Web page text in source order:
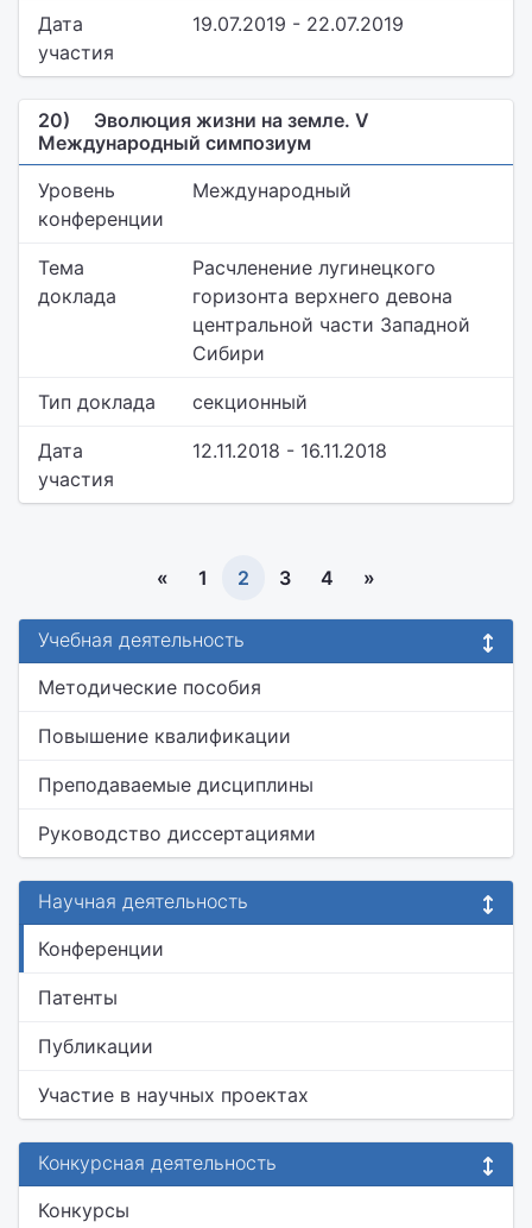
Дата
участия
19.07.2019 - 22.07.2019
20)
Эволюция жизни на земле. V
Международный симпозиум
Уровень
конференции
Международный
Тема
доклада
Расчленение лугинецкого
горизонта верхнего девона
центральной части Западной
Сибири
Тип доклада секционный
Дата
участия
12.11.2018 - 16.11.2018
« 1 2 3 4 »
Учебная деятельность
Методические пособия
Повышение квалификации
Преподаваемые дисциплины
Руководство диссертациями
Научная деятельность
Конференции
Патенты
Публикации
Участие в научных проектах
Конкурсная деятельность
Конкурсы